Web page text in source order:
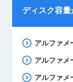
ディスク容
アルファメ
アルファメ
アルファメ